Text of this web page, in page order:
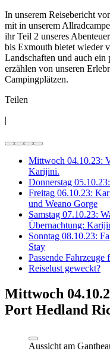
In unserem Reisebericht
mit in unserem
ihr Teil 2 unseres
bis Exmouth bietet wieder
Landschaften und auch ein
erzählen von unseren
Campingplätzen.
Teilen
|
Mittwoch 04.10.23:
Karijini.
Donnerstag
Freitag 06.10.23:
und Weano Gorge
Samstag 07.10.23:
Übernachtung:
Sonntag 08.10.23:
Stay
Passende Fahrzeuge
Reiselust geweckt?
Mittwoch
Port Hedland
Aussicht am